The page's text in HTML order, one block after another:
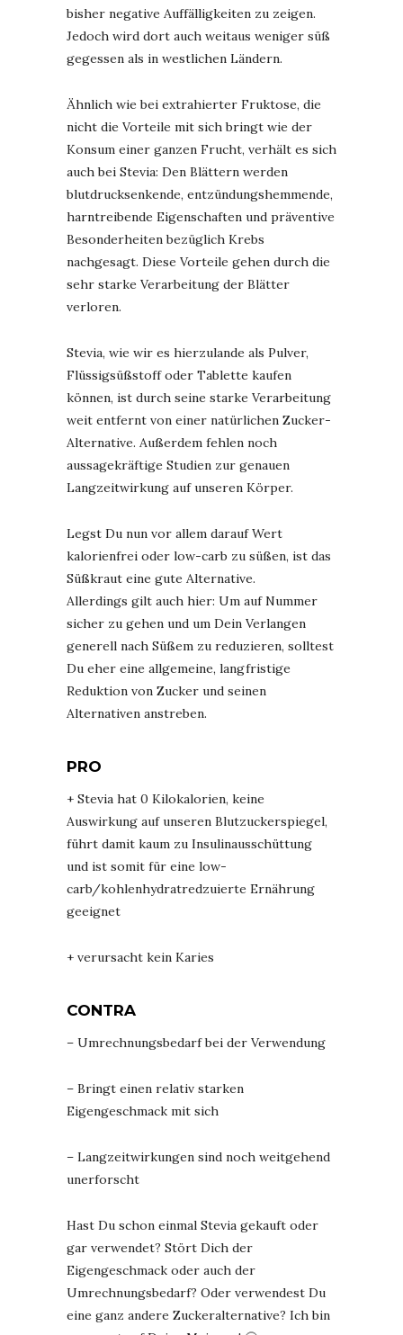
bisher negative Auffälligkeiten zu zeigen.
Jedoch wird dort auch weitaus weniger süß
gegessen als in westlichen Ländern.
Ähnlich wie bei extrahierter Fruktose, die
nicht die Vorteile mit sich bringt wie der
Konsum einer ganzen Frucht, verhält es sich
auch bei Stevia: Den Blättern werden
blutdrucksenkende, entzündungshemmende,
harntreibende Eigenschaften und präventive
Besonderheiten bezüglich Krebs
nachgesagt. Diese Vorteile gehen durch die
sehr starke Verarbeitung der Blätter
verloren.
Stevia, wie wir es hierzulande als Pulver,
Flüssigsüßstoff oder Tablette kaufen
können, ist durch seine starke Verarbeitung
weit entfernt von einer natürlichen Zucker-
Alternative. Außerdem fehlen noch
aussagekräftige Studien zur genauen
Langzeitwirkung auf unseren Körper.
Legst Du nun vor allem darauf Wert
kalorienfrei oder low-carb zu süßen, ist das
Süßkraut eine gute Alternative.
Allerdings gilt auch hier: Um auf Nummer
sicher zu gehen und um Dein Verlangen
generell nach Süßem zu reduzieren, solltest
Du eher eine allgemeine, langfristige
Reduktion von Zucker und seinen
Alternativen anstreben.
PRO
+ Stevia hat 0 Kilokalorien, keine
Auswirkung auf unseren Blutzuckerspiegel,
führt damit kaum zu Insulinausschüttung
und ist somit für eine low-
carb/kohlenhydratredzuierte Ernährung
geeignet
+ verursacht kein Karies
CONTRA
– Umrechnungsbedarf bei der Verwendung
– Bringt einen relativ starken
Eigengeschmack mit sich
– Langzeitwirkungen sind noch weitgehend
unerforscht
Hast Du schon einmal Stevia gekauft oder
gar verwendet? Stört Dich der
Eigengeschmack oder auch der
Umrechnungsbedarf? Oder verwendest Du
eine ganz andere Zuckeralternative? Ich bin